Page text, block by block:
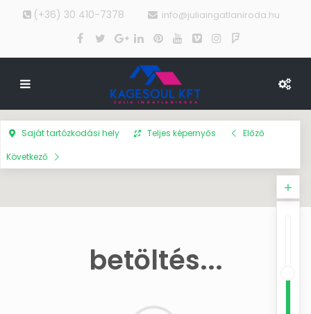
(+36) 30 410-7378 info@juliaingatlaniroda.hu
betöltés...
Saját tartózkodási hely Teljes képernyős
Előző
Következő